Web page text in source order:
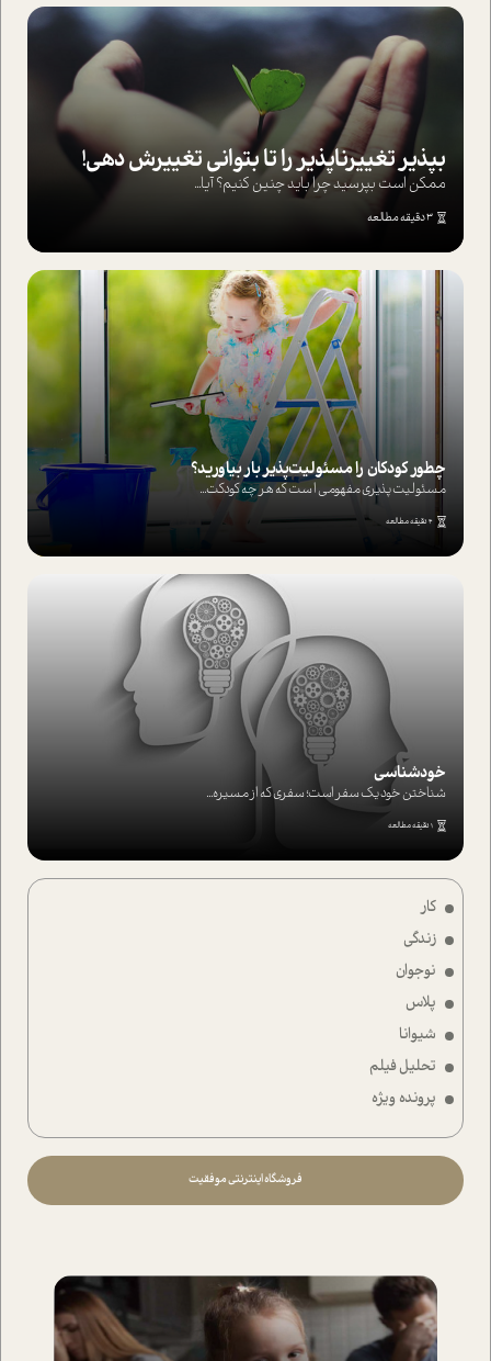
کار
زندگی
نوجوان
پلاس
شیوانا
تحلیل فیلم
پرونده ویژه
فروشگاه اینترنتی موفقیت
بپذير تغييرناپذير را تا بتواني تغييرش دهي!‏
ممکن است بپرسيد چرا بايد چنين کنيم؟ آيا...
3 دقیقه مطالعه
چطور کودکان را مسئولیت‌پذیر بار بیاورید؟
مسئولیت پذیری مفهومی ا ست که هر چه کودکت...
4 دقیقه مطالعه
خودشناسی
شناختن خود یک سفر است؛ سفری که از مسیره...
1 دقیقه مطالعه